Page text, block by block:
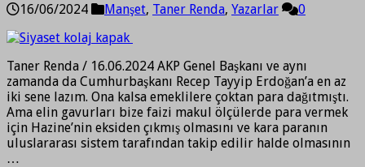
16/06/2024 Manşet, Taner Renda, Yazarlar 0
Taner Renda / 16.06.2024 AKP Genel Başkanı ve aynı
zamanda da Cumhurbaşkanı Recep Tayyip Erdoğan’a en az
iki sene lazım. Ona kalsa emeklilere çoktan para dağıtmıştı.
Ama elin gavurları bize faizi makul ölçülerde para vermek
için Hazine’nin eksiden çıkmış olmasını ve kara paranın
uluslararası sistem tarafından takip edilir halde olmasının
…